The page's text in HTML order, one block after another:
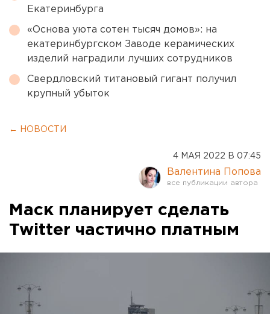
Екатеринбурга
«Основа уюта сотен тысяч домов»: на
екатеринбургском Заводе керамических
изделий наградили лучших сотрудников
Свердловский титановый гигант получил
крупный убыток
← НОВОСТИ
4 МАЯ 2022 В 07:45
Валентина Попова
Маск планирует сделать
Twitter частично платным